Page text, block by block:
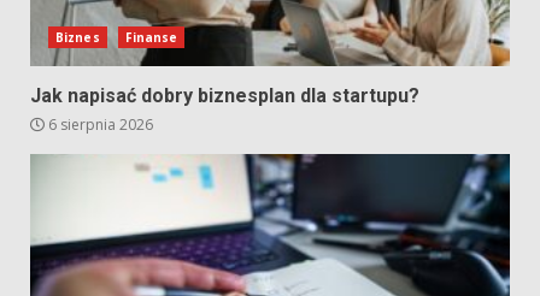
Biznes Finanse
Jak napisać dobry biznesplan dla startupu?
6 sierpnia 2026